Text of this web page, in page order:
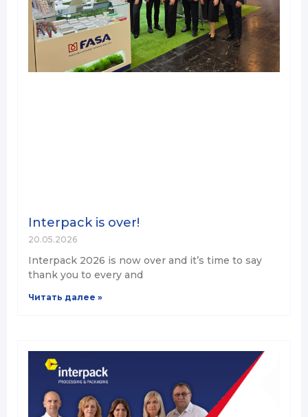
Interpack is over!
20.05.2026
Interpack 2026 is now over and it’s time to say
thank you to every and
Читать далее »